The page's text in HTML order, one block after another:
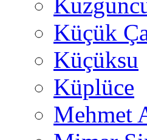
Küçük
Küçüksu
Küplüce
Mehmet